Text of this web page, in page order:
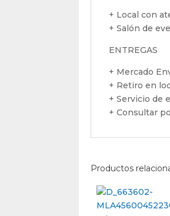
+ Local con
+ Salón de
ENTREGAS
+ Mercado
+ Retiro en
+ Servicio de
+ Consultar
Productos